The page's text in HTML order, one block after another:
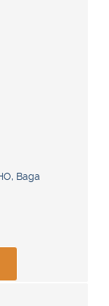
Baga